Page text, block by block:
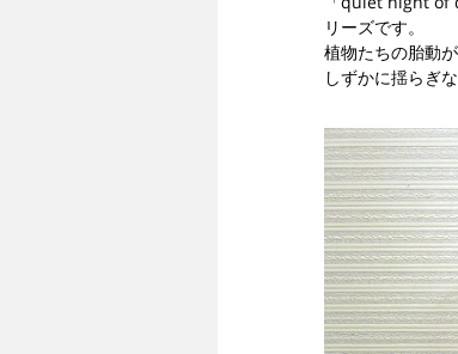
リーズです。
植物たちの胎動
しずかに揺らぎ